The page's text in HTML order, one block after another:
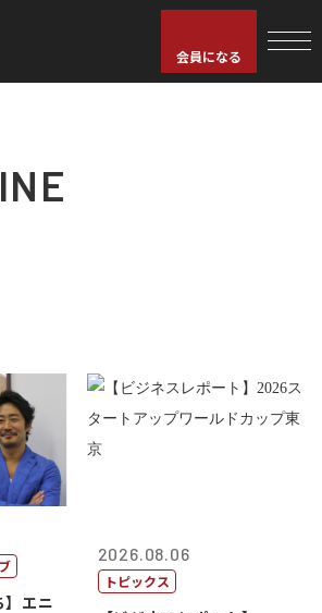
会員になる
】エニ
2026.08.06
トピックス